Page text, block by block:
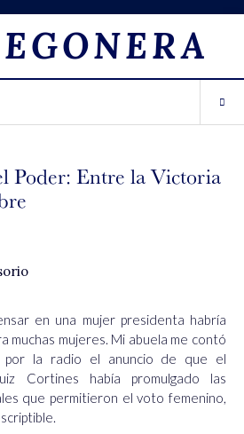
Poder: Entre la Victoria
en una mujer presidenta habría
muchas mujeres. Mi abuela me contó
por la radio el anuncio de que el
Cortines había promulgado las
que permitieron el voto femenino,